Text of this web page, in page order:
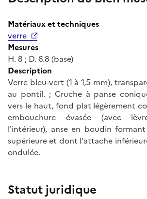
Matériaux et techniques
verre
Mesures
H. 8 ; D. 6.8 (base)
Description
Verre bleu-vert (1 à 1,5 mm),
au pontil. ; Cruche à panse
vers le haut, fond plat légèrement
embouchure évasée (avec
l'intérieur), anse en boudin
supérieure et dont l'attache
ondulée.
Statut juridique